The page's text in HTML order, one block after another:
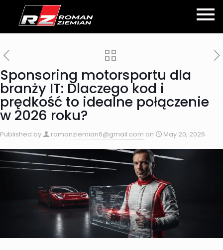
Sponsoring motorsportu dla
branży IT: Dlaczego kod i
prędkość to idealne połączenie
w 2026 roku?
Published by romanziemian6@gmail.com on May 20, 2026